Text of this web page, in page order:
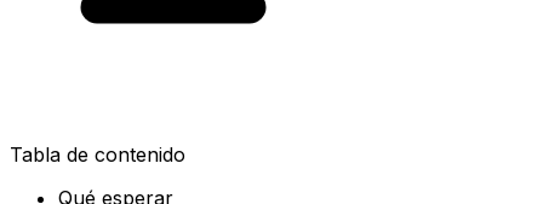
Tabla de contenido
Qué esperar